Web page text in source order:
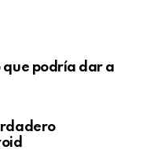
que podría dar a